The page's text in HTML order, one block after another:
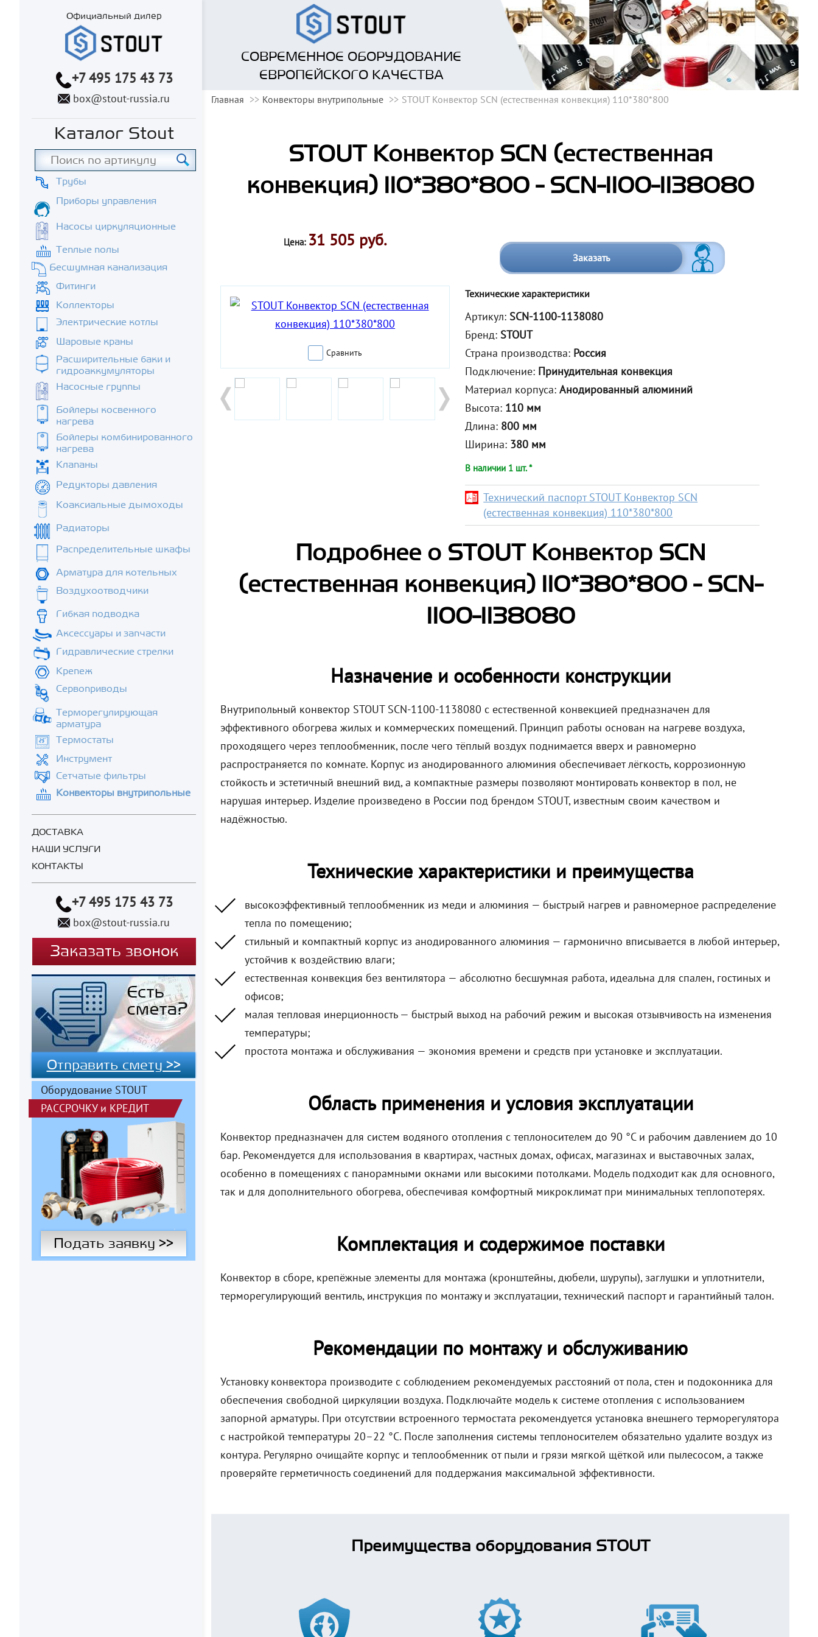
Официальный дилер
+7 495 175 43 73
box@stout-russia.ru
Каталог Stout
Трубы
Приборы управления
Насосы циркуляционные
Теплые полы
Бесшумная канализация
Фитинги
Коллекторы
Электрические котлы
Шаровые краны
Расширительные баки и
гидроаккумуляторы
Насосные группы
Бойлеры косвенного
нагрева
Бойлеры комбинированного
нагрева
Клапаны
Редукторы давления
Коаксиальные дымоходы
Радиаторы
Распределительные шкафы
Арматура для котельных
Воздухоотводчики
Гибкая подводка
Аксессуары и запчасти
Гидравлические стрелки
Крепеж
Сервоприводы
Терморегулирующая
арматура
Термостаты
Инструмент
Сетчатые фильтры
Конвекторы внутрипольные
ДОСТАВКА
НАШИ УСЛУГИ
КОНТАКТЫ
+7 495 175 43 73
box@stout-russia.ru
Заказать звонок
Отправить смету >>
Оборудование STOUT
РАССРОЧКУи КРЕДИТ
Подать заявку >>
СОВРЕМЕННОЕ ОБОРУДОВАНИЕ
ЕВРОПЕЙСКОГО КАЧЕСТВА
Главная Конвекторы внутрипольные STOUT Конвектор SCN (естественная конвекция) 110*380*800
STOUT Конвектор SCN (естественная
конвекция) 110*380*800 - SCN-1100-1138080
Цена: 31 505 руб.
Заказать
Сравнить
Технические характеристики
Артикул: SCN-1100-1138080
Бренд: STOUT
Страна производства: Россия
Подключение: Принудительная конвекция
Материал корпуса:Анодированный алюминий
Высота: 110 мм
Длина: 800 мм
Ширина: 380 мм
В наличии 1 шт. *
Технический паспорт STOUT Конвектор SCN
(естественная конвекция) 110*380*800
Подробнее о STOUT Конвектор SCN
(естественная конвекция) 110*380*800 - SCN-
1100-1138080
Назначение и особенности конструкции
Внутрипольный конвектор STOUT SCN-1100-1138080 с естественной конвекцией предназначен для
эффективного обогрева жилых и коммерческих помещений. Принцип работы основан на нагреве воздуха,
проходящего через теплообменник, после чего тёплый воздух поднимается вверх и равномерно
распространяется по комнате. Корпус из анодированного алюминия обеспечивает лёгкость, коррозионную
стойкость и эстетичный внешний вид, а компактные размеры позволяют монтировать конвектор в пол, не
нарушая интерьер. Изделие произведено в России под брендом STOUT, известным своим качеством и
надёжностью.
Технические характеристики и преимущества
высокоэффективный теплообменник из меди и алюминия — быстрый нагрев и равномерное распределение
тепла по помещению;
стильный и компактный корпус из анодированного алюминия — гармонично вписывается в любой интерьер,
устойчив к воздействию влаги;
естественная конвекция без вентилятора — абсолютно бесшумная работа, идеальна для спален, гостиных и
офисов;
малая тепловая инерционность — быстрый выход на рабочий режим и высокая отзывчивость на изменения
температуры;
простота монтажа и обслуживания — экономия времени и средств при установке и эксплуатации.
Область применения и условия эксплуатации
Конвектор предназначен для систем водяного отопления с теплоносителем до 90 °C и рабочим давлением до 10
бар. Рекомендуется для использования в квартирах, частных домах, офисах, магазинах и выставочных залах,
особенно в помещениях с панорамными окнами или высокими потолками. Модель подходит как для основного,
так и для дополнительного обогрева, обеспечивая комфортный микроклимат при минимальных теплопотерях.
Комплектация и содержимое поставки
Конвектор в сборе, крепёжные элементы для монтажа (кронштейны, дюбели, шурупы), заглушки и уплотнители,
терморегулирующий вентиль, инструкция по монтажу и эксплуатации, технический паспорт и гарантийный талон.
Рекомендации по монтажу и обслуживанию
Установку конвектора производите с соблюдением рекомендуемых расстояний от пола, стен и подоконника для
обеспечения свободной циркуляции воздуха. Подключайте модель к системе отопления с использованием
запорной арматуры. При отсутствии встроенного термостата рекомендуется установка внешнего терморегулятора
с настройкой температуры 20–22 °C. После заполнения системы теплоносителем обязательно удалите воздух из
контура. Регулярно очищайте корпус и теплообменник от пыли и грязи мягкой щёткой или пылесосом, а также
проверяйте герметичность соединений для поддержания максимальной эффективности.
Преимущества оборудования STOUT